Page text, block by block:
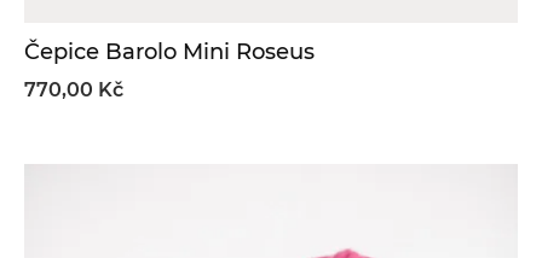
Čepice Barolo Mini Roseus
770,00 Kč